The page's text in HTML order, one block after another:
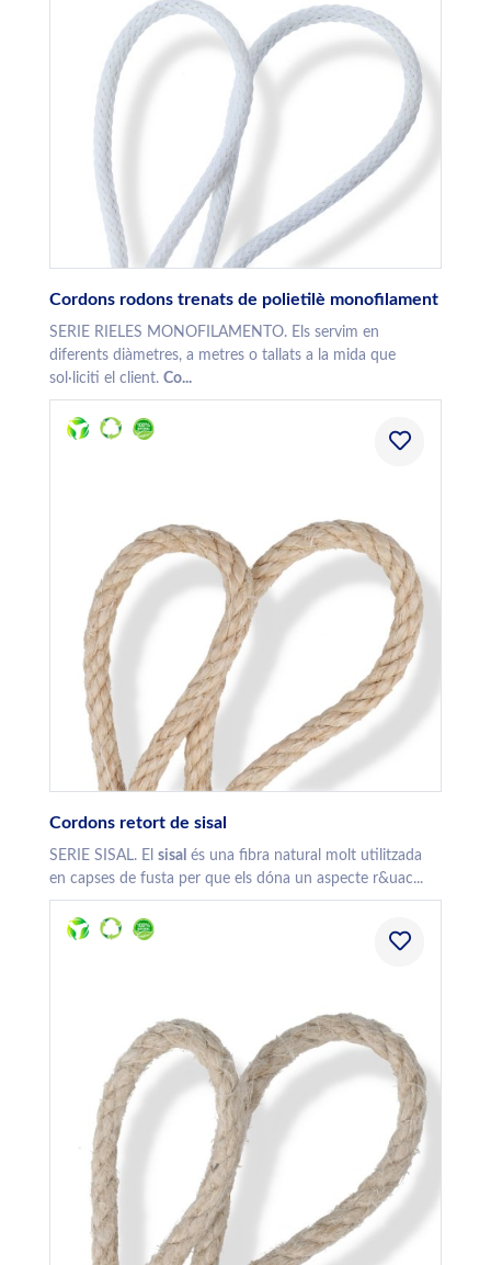
Cordons rodons trenats de polietilè monofilament
SERIE RIELES MONOFILAMENTO. Els servim en
diferents diàmetres, a metres o tallats a la mida que
sol·liciti el client. Co...
Cordons retort de sisal
SERIE SISAL. El sisal és una fibra natural molt utilitzada
en capses de fusta per que els dóna un aspecte r&uac...